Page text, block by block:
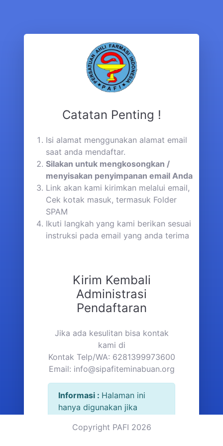
Catatan Penting !
Isi alamat menggunakan alamat email
saat anda mendaftar.
Silakan untuk mengkosongkan /
menyisakan penyimpanan email Anda
Link akan kami kirimkan melalui email,
Cek kotak masuk, termasuk Folder
SPAM
Ikuti langkah yang kami berikan sesuai
instruksi pada email yang anda terima
Kirim Kembali
Administrasi
Pendaftaran
Jika ada kesulitan bisa kontak
kami di
Kontak Telp/WA: 6281399973600
Email: info@sipafiteminabuan.org
Informasi : Halaman ini
hanya digunakan jika
registrasi tidak
Copyright PAFI 2026